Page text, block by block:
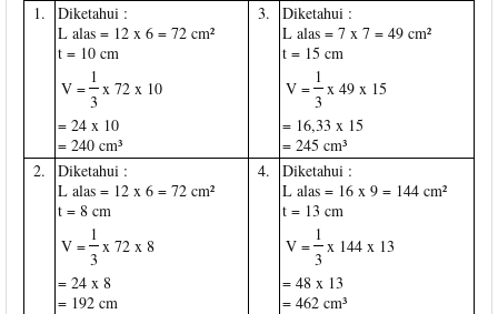
1.
Diketahui :
L alas = 12 x 6 = 72 cm²
t = 10 cm
V =
1
x 72 x 10
3
= 24 x 10
= 240 cm³
3.
Diketahui :
L alas = 7 x 7 = 49 cm²
t = 15 cm
V =
1
x 49 x 15
3
= 16,33 x 15
= 245 cm³
2.
Diketahui :
L alas = 12 x 6 = 72 cm²
t = 8 cm
V =
1
x 72 x 8
3
= 24 x 8
= 192 cm
4.
Diketahui :
L alas = 16 x 9 = 144 cm²
t = 13 cm
V =
1
x 144 x 13
3
= 48 x 13
= 462 cm³